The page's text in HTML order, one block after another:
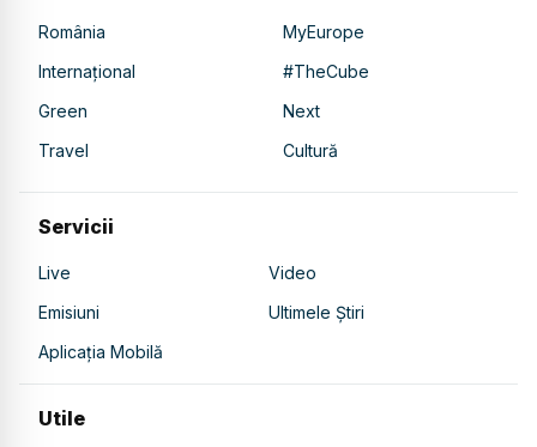
România
MyEurope
Internațional
#TheCube
Green
Next
Travel
Cultură
Servicii
Live
Video
Emisiuni
Ultimele Știri
Aplicația Mobilă
Utile